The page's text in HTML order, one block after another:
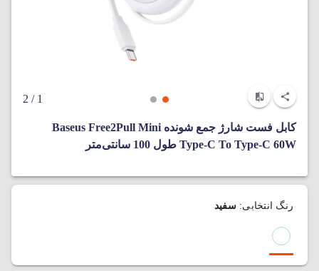
1
/ 2
کابل فست شارژ جمع شونده Baseus Free2Pull Mini
Type-C To Type-C 60W طول 100 سانتی‌متر
رنگ انتخابی:سفید